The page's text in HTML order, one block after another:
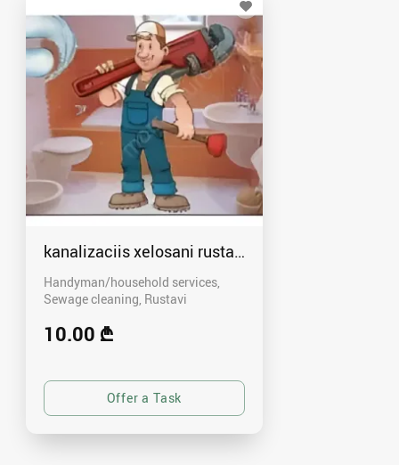
kanalizaciis xelosani rustavshi - 591 00 46 80
Handyman/household services,
Sewage cleaning Rustavi
10.00 ₾